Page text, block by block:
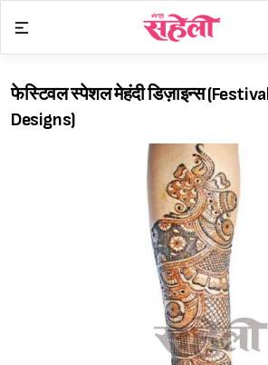
content
फेस्टिवल स्पेशल मेहंदी डिज़ाइन्स
Designs)